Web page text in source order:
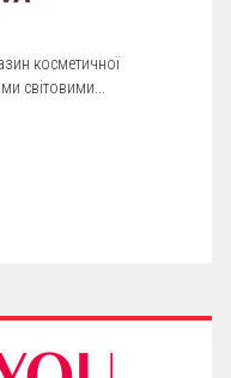
косметичної
світовими...